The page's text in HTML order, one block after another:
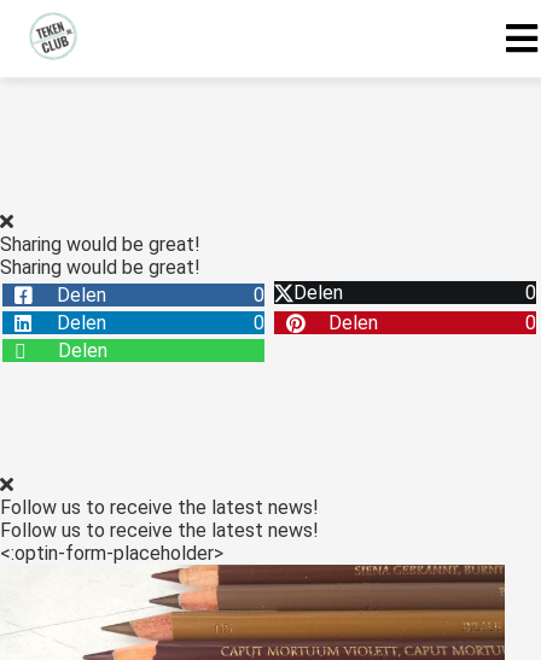
Sharing would be great!
Sharing would be great!
Delen
0 Delen
0
Delen
0 Delen
0
Delen
Follow us to receive the latest news!
Follow us to receive the latest news!
<:optin-form-placeholder>